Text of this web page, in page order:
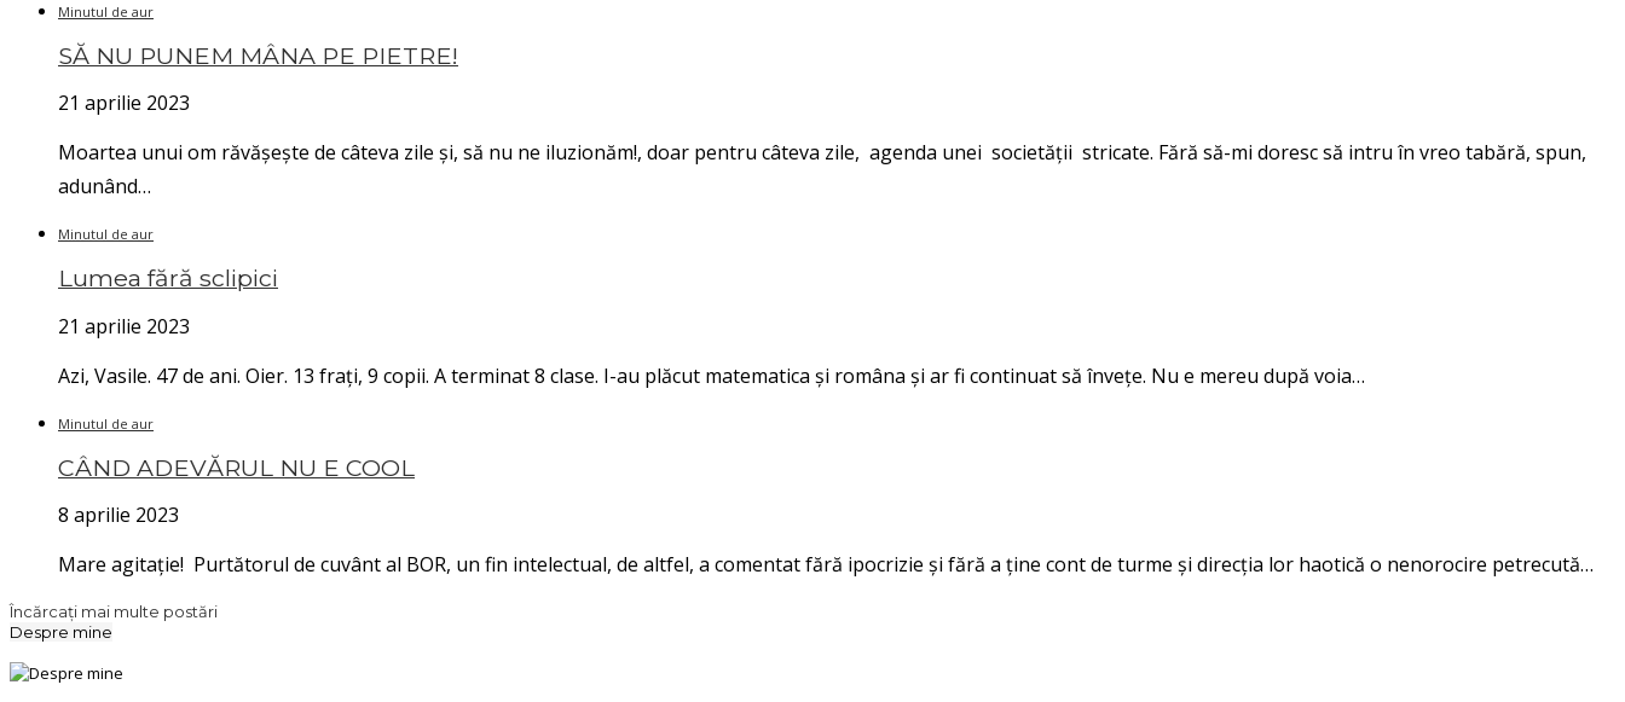
Minutul de aur
SĂ NU PUNEM MÂNA PE PIETRE!
21 aprilie 2023
Moartea unui om răvășește de câteva zile și, să nu ne iluzionăm!, doar pentru câteva zile, agenda unei societății stricate. Fără să-mi doresc să intru în vreo tabără, spun,
adunând…
Minutul de aur
Lumea fără sclipici
21 aprilie 2023
Azi, Vasile. 47 de ani. Oier. 13 frați, 9 copii. A terminat 8 clase. I-au plăcut matematica și româna și ar fi continuat să învețe. Nu e mereu după voia…
Minutul de aur
CÂND ADEVĂRUL NU E COOL
8 aprilie 2023
Mare agitație! Purtătorul de cuvânt al BOR, un fin intelectual, de altfel, a comentat fără ipocrizie și fără a ține cont de turme și direcția lor haotică o nenorocire petrecută…
Încărcați mai multe postări
Despre mine